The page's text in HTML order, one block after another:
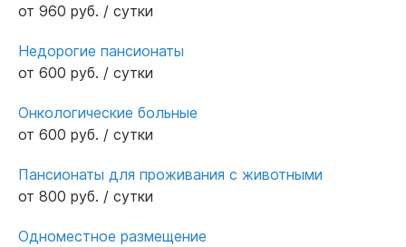
от 960 руб. / сутки
Недорогие пансионаты
от 600 руб. / сутки
Онкологические больные
от 600 руб. / сутки
Пансионаты для проживания с животными
от 800 руб. / сутки
Одноместное размещение